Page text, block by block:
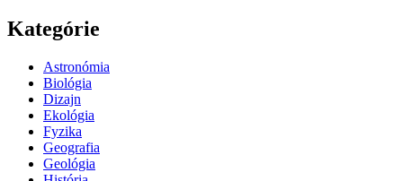
Kategórie
Astronómia
Biológia
Dizajn
Ekológia
Fyzika
Geografia
Geológia